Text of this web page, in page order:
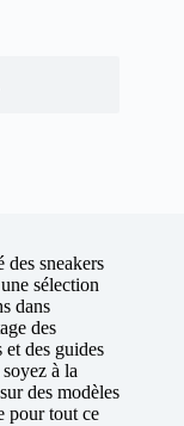
des sneakers
sélection
dans
des
des guides
à la
des modèles
pour tout ce